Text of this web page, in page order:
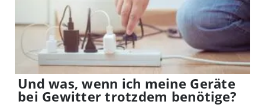
Und was, wenn ich meine Geräte
bei Gewitter trotzdem benötige?